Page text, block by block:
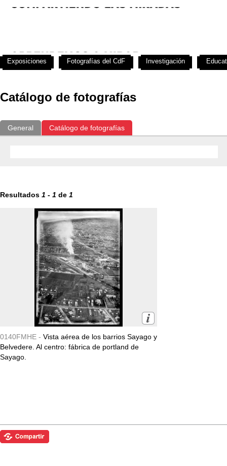
Catálogo de fotografías
General Catálogo de fotografías
Resultados 1 - 1 de 1
0140FMHE - Vista aérea de los barrios Sayago y
Belvedere. Al centro: fábrica de portland de
Sayago.
Exposiciones Fotografías del CdF Investigación